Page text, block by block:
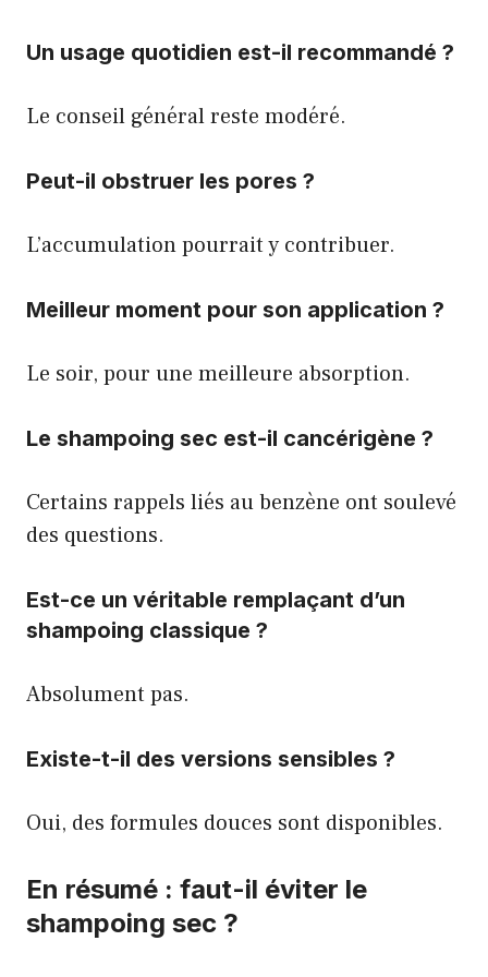
Un usage quotidien est-il recommandé ?
Le conseil général reste modéré.
Peut-il obstruer les pores ?
L’accumulation pourrait y contribuer.
Meilleur moment pour son application ?
Le soir, pour une meilleure absorption.
Le shampoing sec est-il cancérigène ?
Certains rappels liés au benzène ont soulevé
des questions.
Est-ce un véritable remplaçant d’un
shampoing classique ?
Absolument pas.
Existe-t-il des versions sensibles ?
Oui, des formules douces sont disponibles.
En résumé : faut-il éviter le
shampoing sec ?